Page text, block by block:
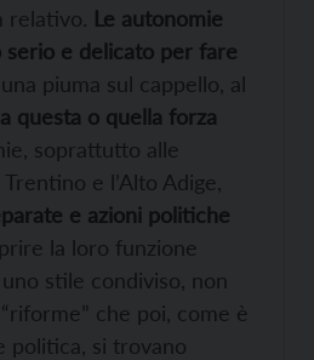
relativo. Le autonomie
e delicato per fare
una piuma sul cappello, al
a questa o quella forza
soprattutto alle
e l’Alto Adige,
e azioni politiche
la loro funzione
stile condiviso, non
che poi, come è
politica, si trovano